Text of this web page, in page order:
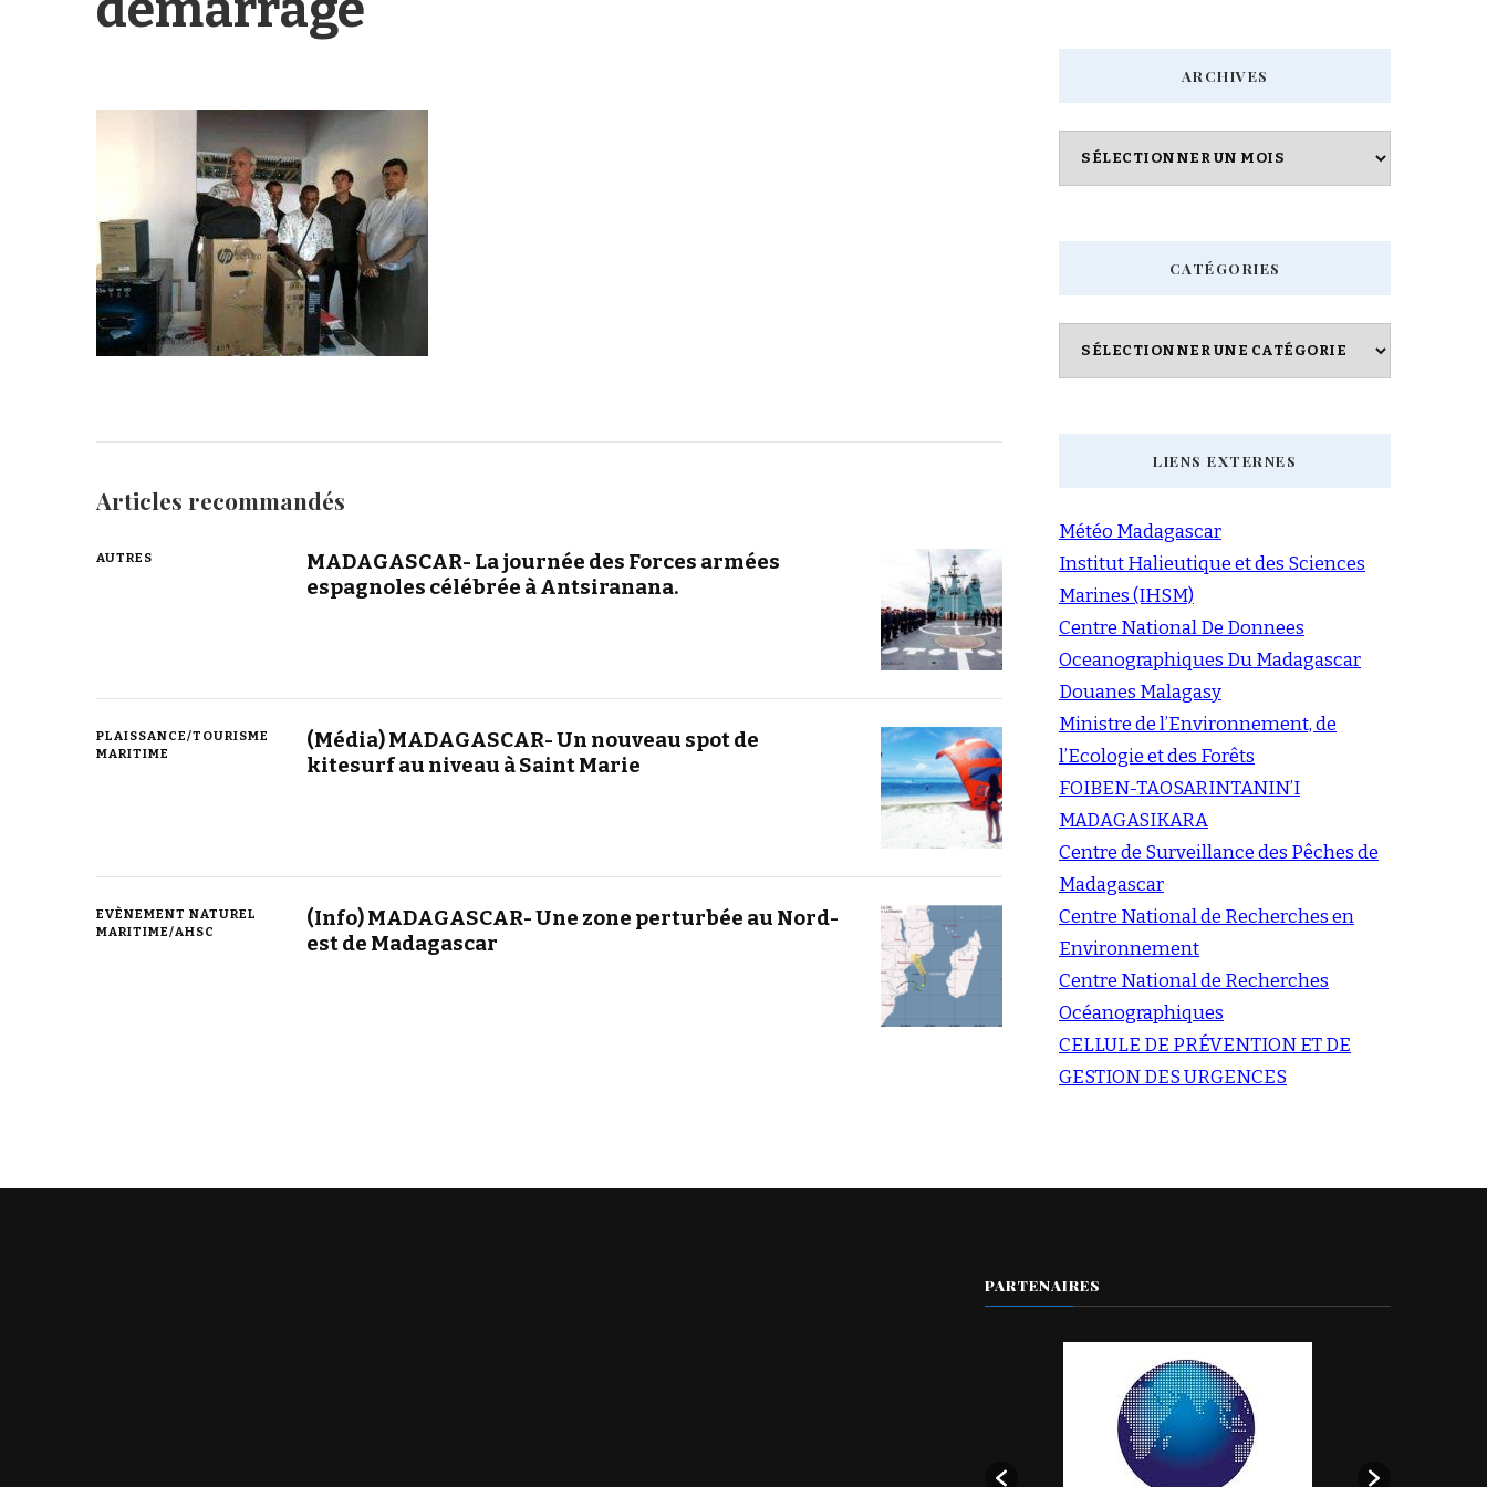
Articles recommandés
AUTRES
MADAGASCAR- La journée des Forces armées
espagnoles célébrée à Antsiranana.
PLAISSANCE/TOURISME
MARITIME
(Média) MADAGASCAR- Un nouveau spot de
kitesurf au niveau à Saint Marie
EVÈNEMENT NATUREL
MARITIME/AHSC
(Info) MADAGASCAR- Une zone perturbée au Nord-
est de Madagascar
ARCHIVES
Archives
CATÉGORIES
Catégories
LIENS EXTERNES
Météo Madagascar
Institut Halieutique et des Sciences
Marines (IHSM)
Centre National De Donnees
Oceanographiques Du Madagascar
Douanes Malagasy
Ministre de l’Environnement, de
l’Ecologie et des Forêts
FOIBEN-TAOSARINTANIN’I
MADAGASIKARA
Centre de Surveillance des Pêches de
Madagascar
Centre National de Recherches en
Environnement
Centre National de Recherches
Océanographiques
CELLULE DE PRÉVENTION ET DE
GESTION DES URGENCES
PARTENAIRES